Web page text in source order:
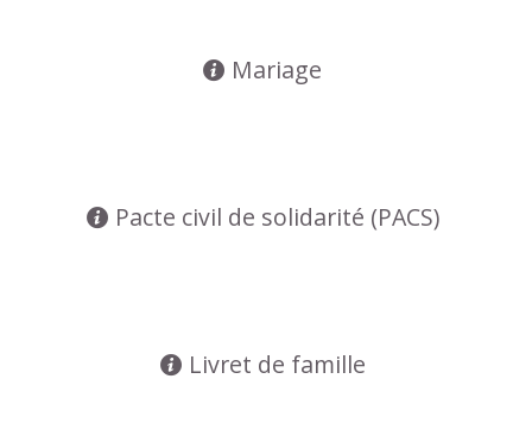
Mariage
Pacte civil de solidarité (PACS)
Livret de famille